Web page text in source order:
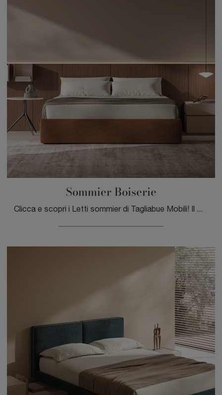
Sommier Boiserie
Clicca e scopri i Letti sommier di Tagliabue Mobili! Il modello Sommier Boiserie in tessuto ti sta aspettando nelle versioni matrimoniali.